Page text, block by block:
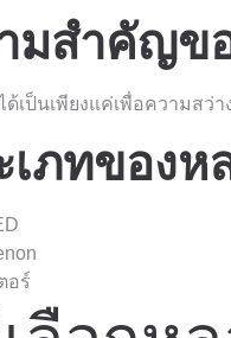
มสำคัญข
เป็นเพียงแค่เพื่อความสว่
เภทของ
อร์